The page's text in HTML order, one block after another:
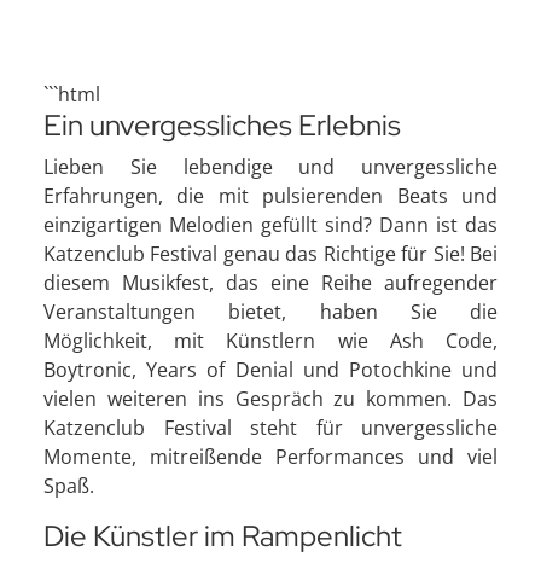
```html
Ein unvergessliches Erlebnis
Lieben Sie lebendige und unvergessliche
Erfahrungen, die mit pulsierenden Beats und
einzigartigen Melodien gefüllt sind? Dann ist das
Katzenclub Festival genau das Richtige für Sie! Bei
diesem Musikfest, das eine Reihe aufregender
Veranstaltungen bietet, haben Sie die
Möglichkeit, mit Künstlern wie Ash Code,
Boytronic, Years of Denial und Potochkine und
vielen weiteren ins Gespräch zu kommen. Das
Katzenclub Festival steht für unvergessliche
Momente, mitreißende Performances und viel
Spaß.
Die Künstler im Rampenlicht